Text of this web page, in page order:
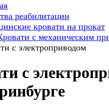
реабилитации
кровати на прокат
с механическим
с электроприводом
с